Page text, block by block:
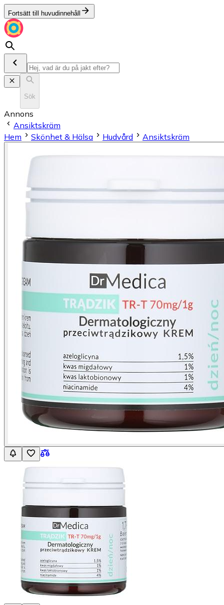
Fortsätt till huvudinnehåll
Sök
Annons
Ansiktskräm
Hem
Skönhet & Hälsa Hudvård Ansiktskräm